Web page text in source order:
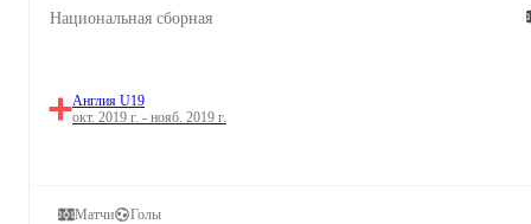
Национальная сборная
Англия U19
окт. 2019 г. - нояб. 2019 г.
Матчи Голы